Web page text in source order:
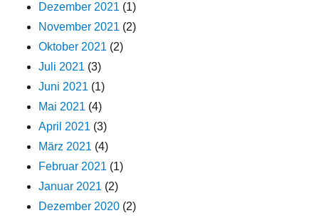
Dezember 2021 (1)
November 2021 (2)
Oktober 2021 (2)
Juli 2021 (3)
Juni 2021 (1)
Mai 2021 (4)
April 2021 (3)
März 2021 (4)
Februar 2021 (1)
Januar 2021 (2)
Dezember 2020 (2)